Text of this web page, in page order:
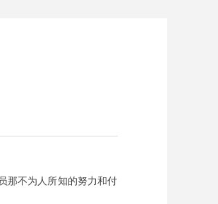
那不为人所知的努力和付